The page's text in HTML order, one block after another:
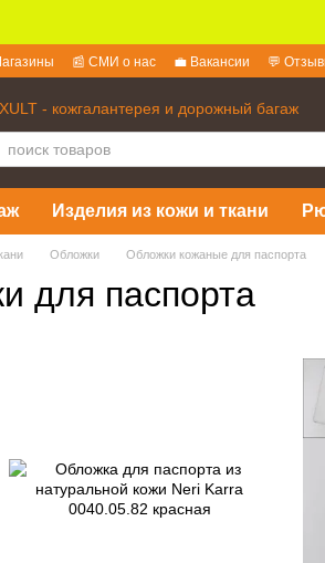
📰 СМИ о нас 💼 Вакансии 💬
- кожгалантерея и дорожный багаж
Изделия из кожи и ткани
Обложки Обложки кожаные для паспорта
для паспорта